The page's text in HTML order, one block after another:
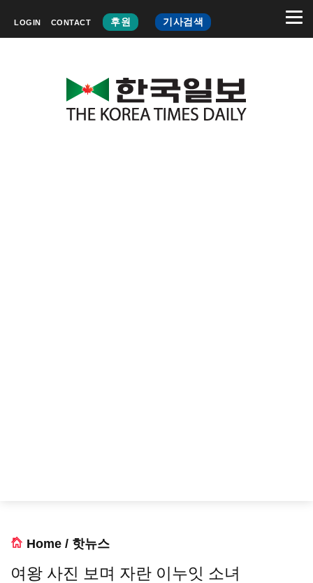
LOGIN CONTACT 후원 기사검색
Home / 핫뉴스
여왕 사진 보며 자란 이누잇 소녀